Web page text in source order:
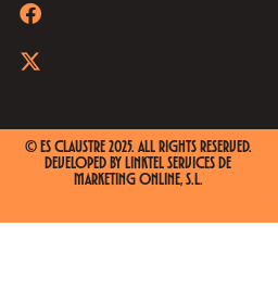
© ES CLAUSTRE 2025. ALL RIGHTS RESERVED.
DEVELOPED BY LINKTEL SERVICES DE
MARKETING ONLINE, S.L.